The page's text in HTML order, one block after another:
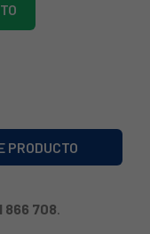
PRODUCTO
866 708